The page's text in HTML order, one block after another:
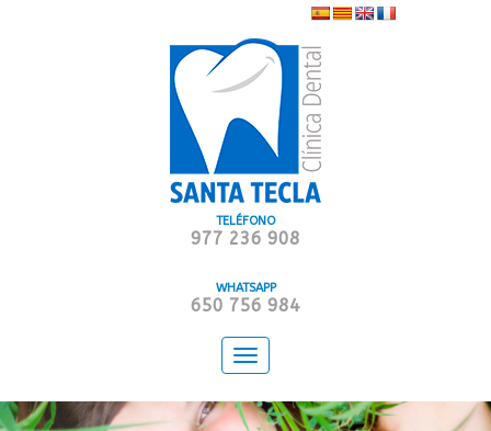
TELÉFONO
977 236 908
WHATSAPP
650 756 984
Toggle